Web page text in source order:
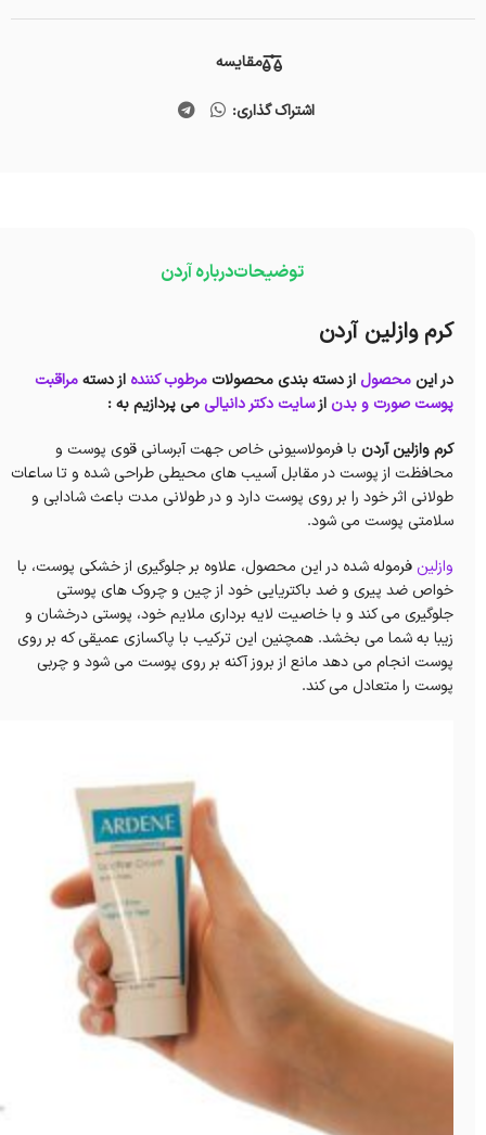
مقایسه
اشتراک گذاری:
توضیحاتدرباره آردن
کرم وازلین آردن
در این محصول از دسته بندی محصولات مرطوب کننده از دستهمراقبت
پوست صورت و بدن ازسایت دکتر دانیالیمی پردازیم به :
کرم وازلین آردن با فرمولاسیونی خاص جهت آبرسانی قوی پوست و
محافظت از پوست در مقابل آسیب های محیطی طراحی شده و تا ساعات
طولانی اثر خود را بر روی پوست دارد و در طولانی مدت باعث شادابی و
سلامتی پوست می شود.
وازلین فرموله شده در این محصول، علاوه بر جلوگیری از خشکی پوست، با
خواص ضد پیری و ضد باکتریایی خود از چین و چروک های پوستی
جلوگیری می کند و با خاصیت لایه برداری ملایم خود، پوستی درخشان و
زیبا به شما می بخشد. همچنین این ترکیب با پاکسازی عمیقی که بر روی
پوست انجام می دهد مانع از بروز آکنه بر روی پوست می شود و چربی
پوست را متعادل می کند.